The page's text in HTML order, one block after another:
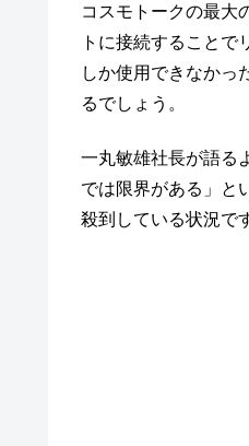
コスモトークの最大
トに接続すること
しか使用できなかっ
るでしょう。
一丸敏雄社長が語る
では限界がある」と
殺到している状況で